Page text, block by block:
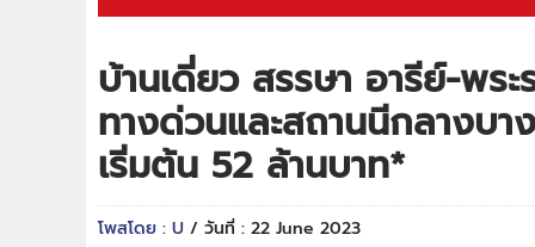
บ้านเดี่ยว สรรษา อารีย์-พร
ทางด่วนและสถานนีกลางบ
เริ่มต้น 52 ล้านบาท*
โพสโดย : U / วันที่ : 22 June 2023